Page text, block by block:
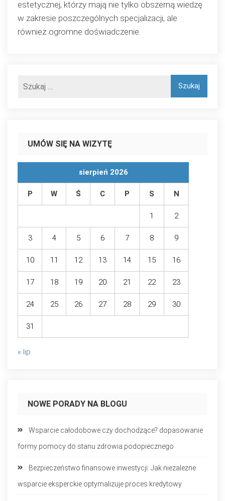
estetycznej, którzy mają nie tylko obszerną wiedzę
w zakresie poszczególnych specjalizacji, ale
również ogromne doświadczenie.
UMÓW SIĘ NA WIZYTĘ
sierpień 2026
P W Ś C P S N
1 2
3 4 5 6 7 8 9
10 11 12 13 14 15 16
17 18 19 20 21 22 23
24 25 26 27 28 29 30
31
« lip
NOWE PORADY NA BLOGU
Wsparcie całodobowe czy dochodzące? dopasowanie
formy pomocy do stanu zdrowia podopiecznego
Bezpieczeństwo finansowe inwestycji: Jak niezależne
wsparcie eksperckie optymalizuje proces kredytowy